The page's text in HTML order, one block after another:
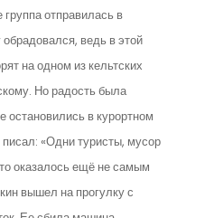
отправилась в
ведь в этой
на одном из кельтских
Но радость была
остановились в курортном
писал: «Одни туристы, мусор
оказалось ещё не самым
вышел на прогулку с